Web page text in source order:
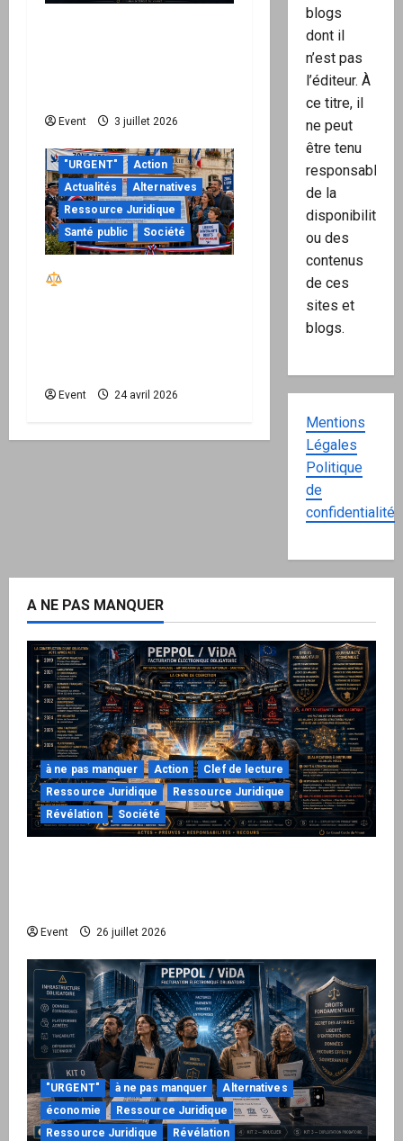
Event 3 juillet 2026
"URGENT"
Action
Actualités
Alternatives
Ressource Juridique
Santé public
Société
Event 24 avril 2026
blogs
dont il
n’est pas
l’éditeur. À
ce titre, il
ne peut
être tenu
responsable
de la
disponibilité
ou des
contenus
de ces
sites et
blogs.
Mentions
Légales
Politique
de
confidentialité
A NE PAS MANQUER
à ne pas manquer Action
Clef de lecture
Ressource Juridique
Ressource Juridique
Révélation
Société
Event 26 juillet 2026
"URGENT" à ne pas manquer
Alternatives
économie
Ressource Juridique
Ressource Juridique
Révélation